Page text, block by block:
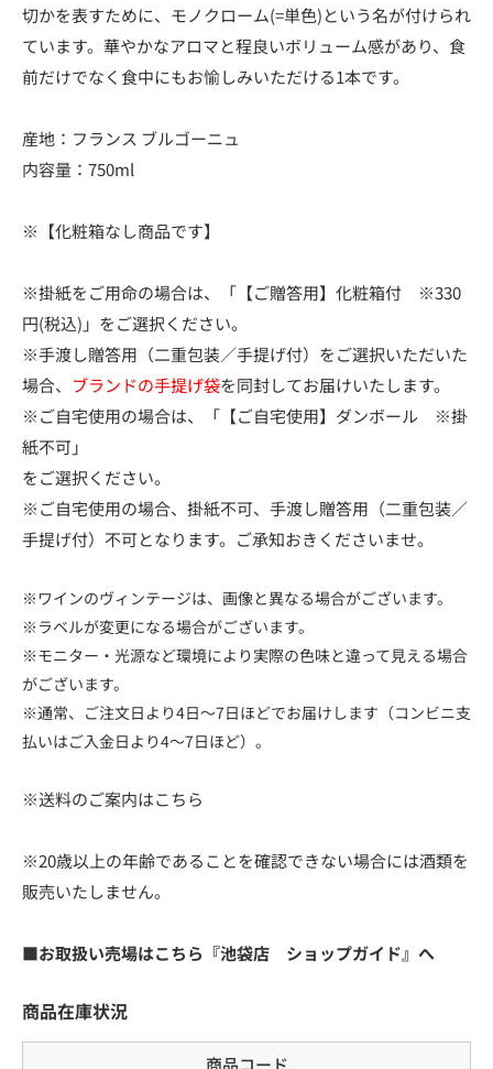
切かを表すために、モノクローム(=単色)という名が付けられ
ています。華やかなアロマと程良いボリューム感があり、食
前だけでなく食中にもお愉しみいただける1本です。
産地：フランス ブルゴーニュ
内容量：750ml
※【化粧箱なし商品です】
※掛紙をご用命の場合は、「【ご贈答用】化粧箱付 ※330
円(税込)」をご選択ください。
※手渡し贈答用（二重包装／手提げ付）をご選択いただいた
場合、 ブランドの手提げ袋を同封してお届けいたします。
※ご自宅使用の場合は、「【ご自宅使用】ダンボール ※掛
紙不可」
をご選択ください。
※ご自宅使用の場合、掛紙不可、手渡し贈答用（二重包装／
手提げ付）不可となります。ご承知おきくださいませ。
※ワインのヴィンテージは、画像と異なる場合がございます。
※ラベルが変更になる場合がございます。
※モニター・光源など環境により実際の色味と違って見える場合
がございます。
※通常、ご注文日より4日～7日ほどでお届けします（コンビニ支
払いはご入金日より4～7日ほど）。
※送料のご案内はこちら
※20歳以上の年齢であることを確認できない場合には酒類を
販売いたしません。
■お取扱い売場はこちら『池袋店 ショップガイド』へ
商品在庫状況
商品コード